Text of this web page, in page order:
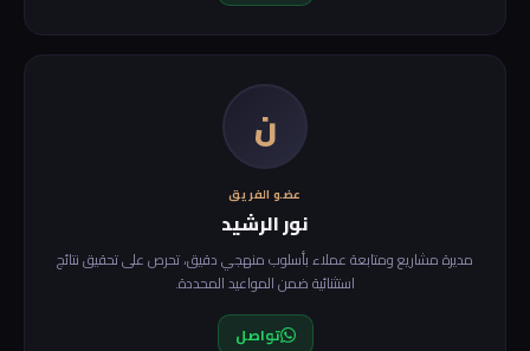
ن
عضو الفريق
نور الرشيد
مديرة مشاريع ومتابعة عملاء بأسلوب منهجي دقيق، تحرص على تحقيق نتائج
استثنائية ضمن المواعيد المحددة.
تواصل